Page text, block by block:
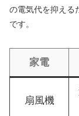
の電気代を抑える
です。
家電
扇風機